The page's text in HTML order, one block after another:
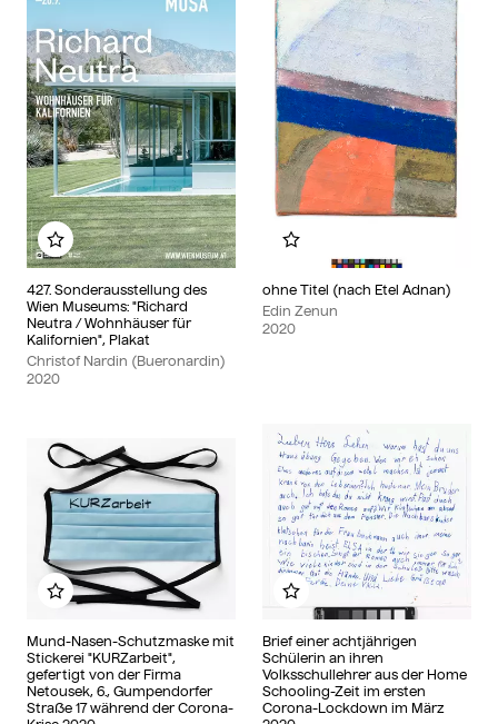
427. Sonderausstellung des
Wien Museums: "Richard
Neutra / Wohnhäuser für
Kalifornien", Plakat
Christof Nardin (Bueronardin)
2020
Add to my album
ohne Titel (nach Etel Adnan)
Edin Zenun
2020
Add to my album
Mund-Nasen-Schutzmaske mit
Stickerei "KURZarbeit",
gefertigt von der Firma
Netousek, 6., Gumpendorfer
Straße 17 während der Corona-
Add to my album
Brief einer achtjährigen
Schülerin an ihren
Volksschullehrer aus der Home
Schooling-Zeit im ersten
Corona-Lockdown im März
Add to my album